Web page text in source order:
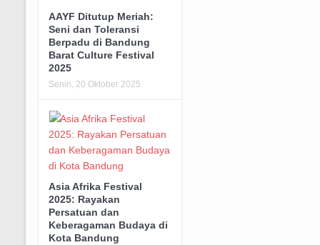
AAYF Ditutup Meriah:
Seni dan Toleransi
Berpadu di Bandung
Barat Culture Festival
2025
Senin, 20 Oktober 2025
Asia Afrika Festival
2025: Rayakan
Persatuan dan
Keberagaman Budaya di
Kota Bandung